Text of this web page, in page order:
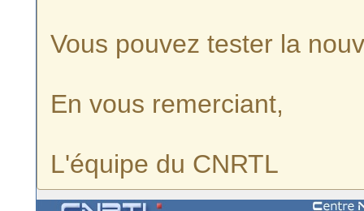
Vous pouvez tester la
En vous remerciant,
L'équipe du CNRTL